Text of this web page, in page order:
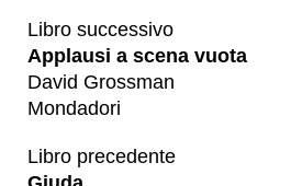
Libro successivo
Applausi a scena vuota
David Grossman
Mondadori
Libro precedente